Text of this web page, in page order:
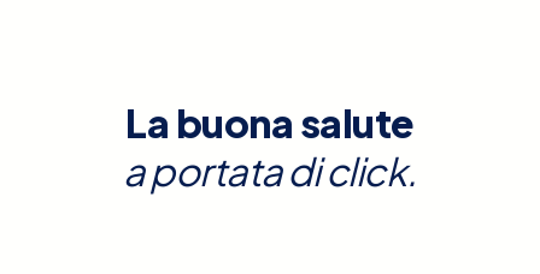
La buona salute
a portata di click.